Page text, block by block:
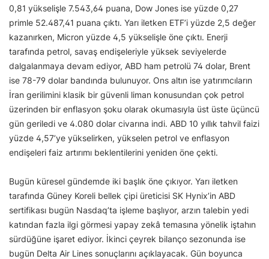
0,81 yükselişle 7.543,64 puana, Dow Jones ise yüzde 0,27
primle 52.487,41 puana çıktı. Yarı iletken ETF’i yüzde 2,5 değer
kazanırken, Micron yüzde 4,5 yükselişle öne çıktı. Enerji
tarafında petrol, savaş endişeleriyle yüksek seviyelerde
dalgalanmaya devam ediyor, ABD ham petrolü 74 dolar, Brent
ise 78-79 dolar bandında bulunuyor. Ons altın ise yatırımcıların
İran gerilimini klasik bir güvenli liman konusundan çok petrol
üzerinden bir enflasyon şoku olarak okumasıyla üst üste üçüncü
gün geriledi ve 4.080 dolar civarına indi. ABD 10 yıllık tahvil faizi
yüzde 4,57’ye yükselirken, yükselen petrol ve enflasyon
endişeleri faiz artırımı beklentilerini yeniden öne çekti.
Bugün küresel gündemde iki başlık öne çıkıyor. Yarı iletken
tarafında Güney Koreli bellek çipi üreticisi SK Hynix’in ABD
sertifikası bugün Nasdaq’ta işleme başlıyor, arzın talebin yedi
katından fazla ilgi görmesi yapay zekâ temasına yönelik iştahın
sürdüğüne işaret ediyor. İkinci çeyrek bilanço sezonunda ise
bugün Delta Air Lines sonuçlarını açıklayacak. Gün boyunca